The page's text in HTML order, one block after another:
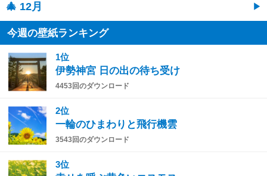
🎄 12月
今週の壁紙ランキング
1位
伊勢神宮 日の出の待ち受け
4453回のダウンロード
2位
一輪のひまわりと飛行機雲
3543回のダウンロード
3位